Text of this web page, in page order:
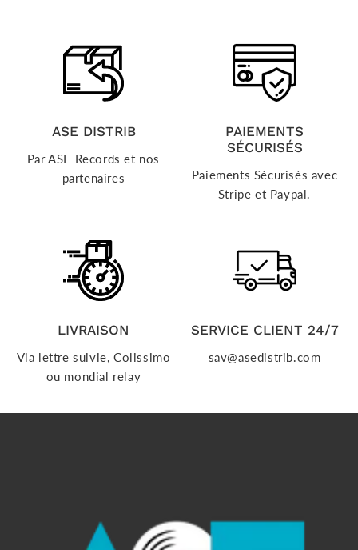
ASE DISTRIB
Par ASE Records et nos
partenaires
PAIEMENTS
SÉCURISÉS
Paiements Sécurisés avec
Stripe et Paypal.
LIVRAISON
Via lettre suivie, Colissimo
ou mondial relay
SERVICE CLIENT 24/7
sav@asedistrib.com